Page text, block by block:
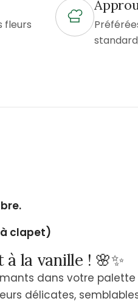
fleurs
clapet)
la vanille ! 🌸✨
dans votre palette
délicates,